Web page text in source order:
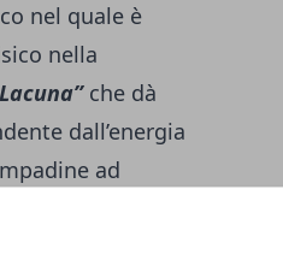
nel quale è
nella
che dà
dall’energia
ad
del filamento,